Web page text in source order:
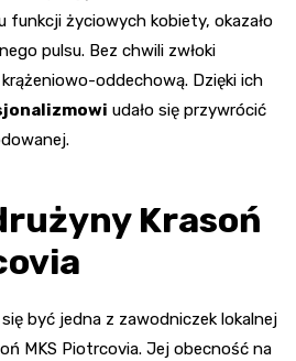
funkcji życiowych kobiety, okazało
pulsu. Bez chwili zwłoki
oddechową. Dzięki ich
udało się przywrócić
Krasoń
być jedna z zawodniczek lokalnej
MKS Piotrcovia. Jej obecność na